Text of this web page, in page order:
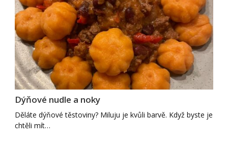
Dýňové nudle a noky
Děláte dýňové těstoviny? Miluju je kvůli barvě. Když byste je
chtěli mít…